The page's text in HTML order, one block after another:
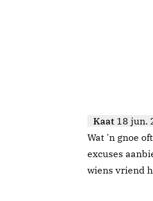
Kaat 18 jun.
Wat 'n gnoe
excuses
wiens vriend